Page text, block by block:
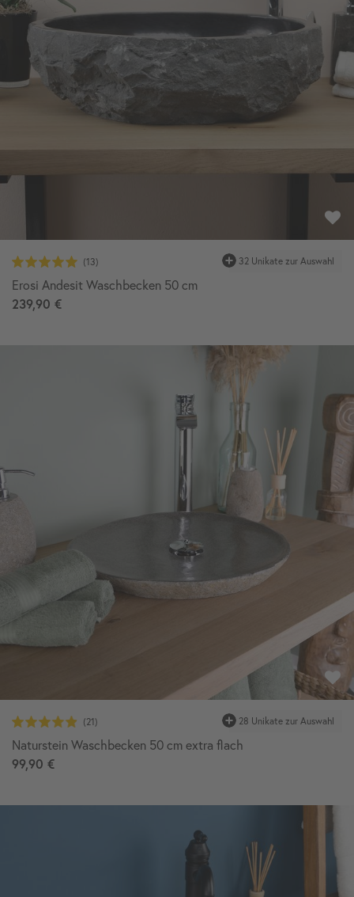
32 Unikate zur Auswahl
Erosi Andesit Waschbecken 50 cm
239,90 €
28 Unikate zur Auswahl
Naturstein Waschbecken 50 cm extra flach
99,90 €